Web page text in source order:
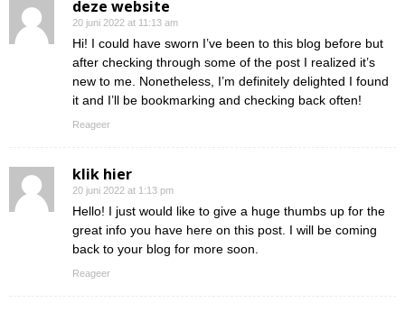
deze website
20 juni 2022 at 11:13 am
Hi! I could have sworn I’ve been to this blog before but
after checking through some of the post I realized it’s
new to me. Nonetheless, I’m definitely delighted I found
it and I’ll be bookmarking and checking back often!
Reageer
klik hier
20 juni 2022 at 1:13 pm
Hello! I just would like to give a huge thumbs up for the
great info you have here on this post. I will be coming
back to your blog for more soon.
Reageer